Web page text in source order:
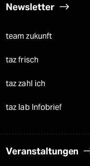
Newsletter
team zukunft
taz frisch
taz zahl ich
taz lab Infobrief
Veranstaltungen